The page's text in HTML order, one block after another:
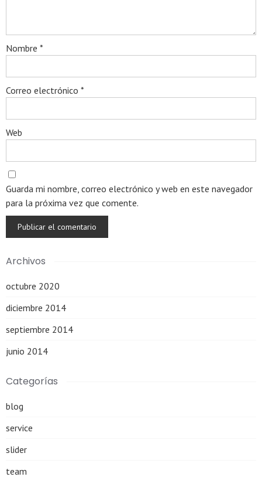
Nombre *
Correo electrónico *
Web
Guarda mi nombre, correo electrónico y web en este navegador
para la próxima vez que comente.
Archivos
octubre 2020
diciembre 2014
septiembre 2014
junio 2014
Categorías
blog
service
slider
team